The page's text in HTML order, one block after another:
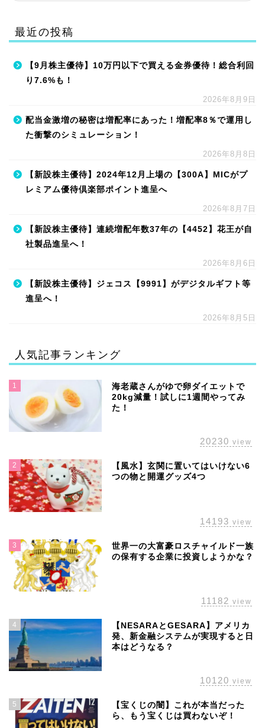
最近の投稿
【9月株主優待】10万円以下で買える金券優待！総合利回
り7.6%も！
2026年8月9日
配当金激増の秘密は増配率にあった！増配率8％で運用し
た衝撃のシミュレーション！
2026年8月8日
【新設株主優待】2024年12月上場の【300A】MICがプ
レミアム優待倶楽部ポイント進呈へ
2026年8月7日
【新設株主優待】連続増配年数37年の【4452】花王が自
社製品進呈へ！
2026年8月6日
【新設株主優待】ジェコス【9991】がデジタルギフト等
進呈へ！
2026年8月5日
人気記事ランキング
1
海老蔵さんがゆで卵ダイエットで
20kg減量！試しに1週間やってみ
た！
20230 view
2
【風水】玄関に置いてはいけない6
つの物と開運グッズ4つ
14193 view
3
世界一の大富豪ロスチャイルド一族
の保有する企業に投資しようかな？
11182 view
4
【NESARAとGESARA】アメリカ
発、新金融システムが実現すると日
本はどうなる？
10120 view
5
【宝くじの闇】これが本当だった
ら、もう宝くじは買わないぞ！
ホーム